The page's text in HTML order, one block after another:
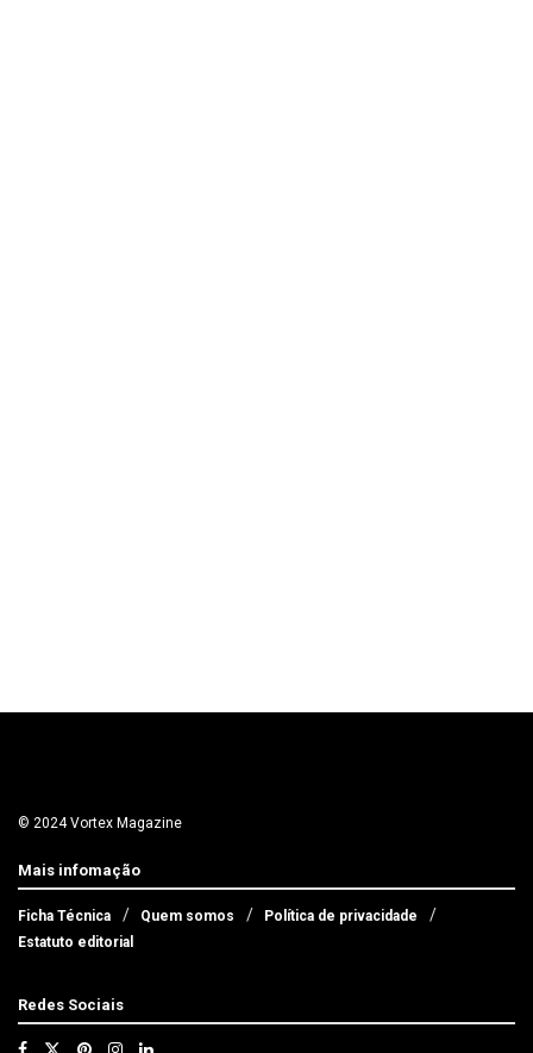
© 2024 Vortex Magazine
Mais infomação
Ficha Técnica Quem somos
Política de privacidade
Estatuto editorial
Redes Sociais